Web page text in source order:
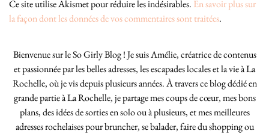
Ce site utilise Akismet pour réduire les indésirables. En savoir plus sur
la façon dont les données de vos commentaires sont traitées.
Bienvenue sur le So Girly Blog ! Je suis Amélie, créatrice de contenus
et passionnée par les belles adresses, les escapades locales et la vie à La
Rochelle, où je vis depuis plusieurs années. À travers ce blog dédié en
grande partie à La Rochelle, je partage mes coups de cœur, mes bons
plans, des idées de sorties en solo ou à plusieurs, et mes meilleures
adresses rochelaises pour bruncher, se balader, faire du shopping ou